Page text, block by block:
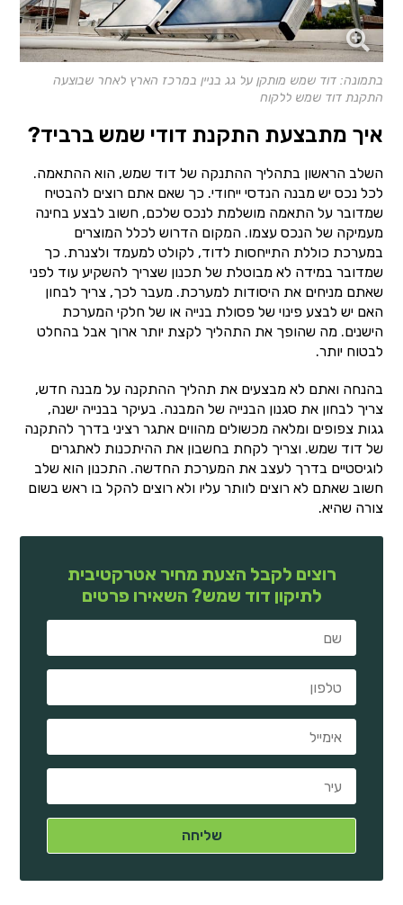
בתמונה: דוד שמש מותקן על גג בניין במרכז הארץ לאחר שבוצעה
התקנת דוד שמש ללקוח
איך מתבצעת התקנת דודי שמש ברביד?
השלב הראשון בתהליך ההתנקה של דוד שמש, הוא ההתאמה.
לכל נכס יש מבנה הנדסי ייחודי. כך שאם אתם רוצים להבטיח
שמדובר על התאמה מושלמת לנכס שלכם, חשוב לבצע בחינה
מעמיקה של הנכס עצמו. המקום הדרוש לכלל המוצרים
במערכת כוללת התייחסות לדוד, לקולט למעמד ולצנרת. כך
שמדובר במידה לא מבוטלת של תכנון שצריך להשקיע עוד לפני
שאתם מניחים את היסודות למערכת. מעבר לכך, צריך לבחון
האם יש לבצע פינוי של פסולת בנייה או של חלקי המערכת
הישנים. מה שהופך את התהליך לקצת יותר ארוך אבל בהחלט
לבטוח יותר.
בהנחה ואתם לא מבצעים את תהליך ההתקנה על מבנה חדש,
צריך לבחון את סגנון הבנייה של המבנה. בעיקר בבנייה ישנה,
גגות צפופים ומלאה מכשולים מהווים אתגר רציני בדרך להתקנה
של דוד שמש. וצריך לקחת בחשבון את ההיתכנות לאתגרים
לוגיסטיים בדרך לעצב את המערכת החדשה. התכנון הוא שלב
חשוב שאתם לא רוצים לוותר עליו ולא רוצים להקל בו ראש בשום
צורה שהיא.
רוצים לקבל הצעת מחיר אטרקטיבית
לתיקון דוד שמש? השאירו פרטים